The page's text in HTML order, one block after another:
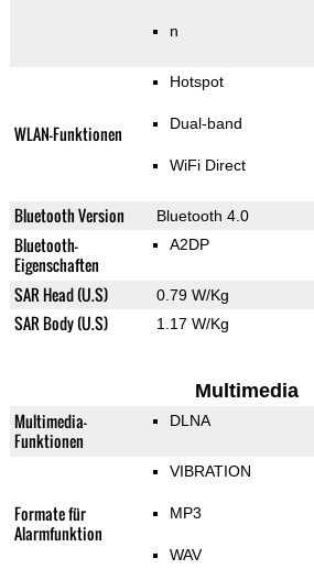
n
WLAN-Funktionen
Hotspot
Dual-band
WiFi Direct
Bluetooth Version Bluetooth 4.0
Bluetooth-
Eigenschaften
A2DP
SAR Head (U.S) 0.79 W/Kg
SAR Body (U.S) 1.17 W/Kg
Multimedia
Multimedia-
Funktionen
DLNA
Formate für
Alarmfunktion
VIBRATION
MP3
WAV